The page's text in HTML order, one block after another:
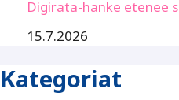
Digirata-hanke etenee
15.7.2026
Kategoriat